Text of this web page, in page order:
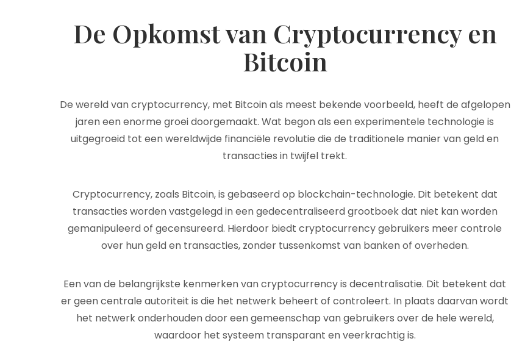
De Opkomst van Cryptocurrency en
Bitcoin
De wereld van cryptocurrency, met Bitcoin als meest bekende voorbeeld, heeft de afgelopen
jaren een enorme groei doorgemaakt. Wat begon als een experimentele technologie is
uitgegroeid tot een wereldwijde financiële revolutie die de traditionele manier van geld en
transacties in twijfel trekt.
Cryptocurrency, zoals Bitcoin, is gebaseerd op blockchain-technologie. Dit betekent dat
transacties worden vastgelegd in een gedecentraliseerd grootboek dat niet kan worden
gemanipuleerd of gecensureerd. Hierdoor biedt cryptocurrency gebruikers meer controle
over hun geld en transacties, zonder tussenkomst van banken of overheden.
Een van de belangrijkste kenmerken van cryptocurrency is decentralisatie. Dit betekent dat
er geen centrale autoriteit is die het netwerk beheert of controleert. In plaats daarvan wordt
het netwerk onderhouden door een gemeenschap van gebruikers over de hele wereld,
waardoor het systeem transparant en veerkrachtig is.